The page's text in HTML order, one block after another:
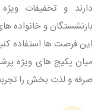
دارند و تخفیفات
بازنشستگان و خانواده
این فرصت ها استفاده
میان پکیج های ویژه
صرفه و لذت بخش را